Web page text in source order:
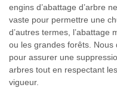
engins d’abattage d’arbre
vaste pour permettre une
d’autres termes, l’abattage
ou les grandes forêts.
pour assurer une
arbres tout en respectant
vigueur.